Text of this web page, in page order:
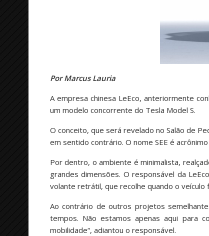
Por Marcus Lauria
A empresa chinesa LeEco, anteriormente
um modelo concorrente do Tesla Model S.
O conceito, que será revelado no Salão de
em sentido contrário. O nome SEE é
Por dentro, o ambiente é minimalista,
grandes dimensões. O responsável da
volante retrátil, que recolhe quando o veículo
Ao contrário de outros projetos
tempos. Não estamos apenas aqui para
mobilidade“, adiantou o responsável.